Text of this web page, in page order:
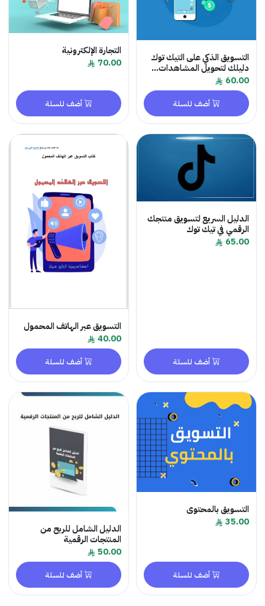
التسويق الذكي على التيك توك
دليلك لتحويل المشاهدات...
60.00
أضف للسلة
التجارة الإلكترونية
70.00
أضف للسلة
الدليل السريع لتسويق منتجك
الرقمي في تيك توك
65.00
أضف للسلة
التسويق عبر الهاتف المحمول
40.00
أضف للسلة
التسويق بالمحتوى
35.00
أضف للسلة
الدليل الشامل للربح من
المنتجات الرقمية
50.00
أضف للسلة